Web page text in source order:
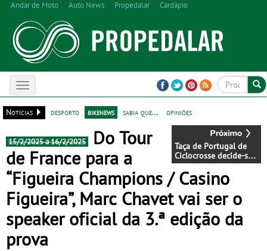
Andar de Moto Auto News Propedalar Cardápio
Toggle
navigation
Notícias
desporto bikenews sabia que... opiniões
Taça de Portugal de
Ciclocrosse decide-se
em Vila Real - Início
do evento pelas 9:00
de Domingo
15/2/2025 a 16/2/2025
Do Tour
de France para a
“Figueira Champions / Casino
Figueira”, Marc Chavet vai ser o
speaker oficial da 3.ª edição da
prova